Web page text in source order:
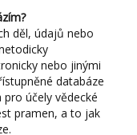
děl, údajů nebo
nebo jinými
databáze
účely vědecké
pramen, a to jak